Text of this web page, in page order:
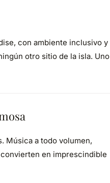
con ambiente inclusivo y
otro sitio de la isla. Uno
Música a todo volumen,
en imprescindible